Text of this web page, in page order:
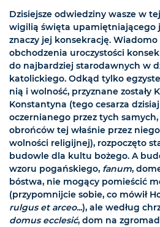
Dzisiejsze odwiedziny wasze w
wigilią święta upamiętniającego
znaczy jej konsekrację. Wiadomo
obchodzenia uroczystości
do najbardziej starodawnych w
katolickiego. Odkąd tylko
nią i wolność, przyznane zostały
Konstantyna (tego cesarza
oczernianego przez tych
obrońców tej właśnie przez
wolności religijnej), rozpoczęto
budowle dla kultu bożego. A
wzoru pogańskiego, fanum,
bóstwa, nie mogący pomieścić
(przypomnijcie sobie, co mówił
rulgus et arceo...), ale według
domus ecclesić, dom na